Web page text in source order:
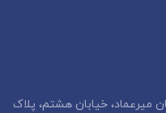
میرعماد، خیابان هشتم، پلاک